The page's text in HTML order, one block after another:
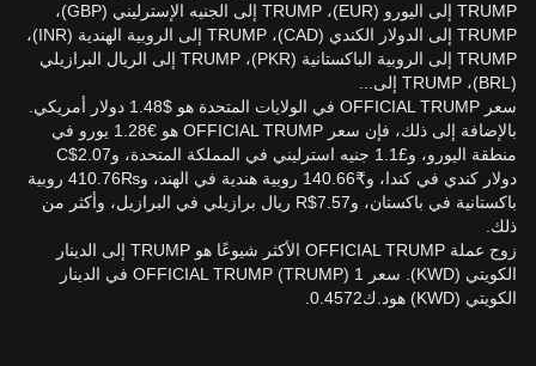
TRUMP إلى اليورو (EUR)، TRUMP إلى الجنيه الإسترليني (GBP)،
TRUMP إلى الدولار الكندي (CAD)، TRUMP إلى الروبية الهندية (INR)،
TRUMP إلى الروبية الباكستانية (PKR)، TRUMP إلى الريال البرازيلي
(BRL)، TRUMP إلى...
سعر OFFICIAL TRUMP في الولايات المتحدة هو $1.48 دولار أمريكي.
بالإضافة إلى ذلك، فإن سعر OFFICIAL TRUMP هو €1.28 يورو في
منطقة اليورو، و£1.1 جنيه استرليني في المملكة المتحدة، وC$2.07
دولار كندي في كندا، و₹140.66 روبية هندية في الهند، و₨410.76 روبية
باكستانية في باكستان، وR$7.57 ريال برازيلي في البرازيل، وأكثر من
ذلك.
زوج عملة OFFICIAL TRUMP الأكثر شيوعًا هو TRUMP إلى الدينار
الكويتي (KWD). سعر 1 OFFICIAL TRUMP (TRUMP) في الدينار
الكويتي (KWD) هود.ك0.4572.